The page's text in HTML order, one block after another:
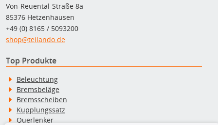
Von-Reuental-Straße 8a
85376 Hetzenhausen
+49 (0) 8165 / 5093200
shop@teilando.de
Top Produkte
Beleuchtung
Bremsbeläge
Bremsscheiben
Kupplungssatz
Querlenker